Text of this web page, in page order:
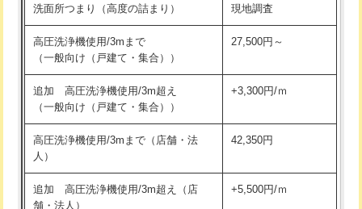
バスタブ設置 現場見積
追加人工 16,500円
廃棄・処分
※給水管工事は20mmまでの価格です。
給水管工事※（ホール加工) 16,500円
給水管工事※（バンド止め)
給水管工事※（支持金具設置) 5,500円
給水管工事※（保温材使用（バンド止
め込み）)
5,500円
給水管工事※（土の掘削・埋め戻し作
業)
11,000円
洗面所つまり（高度の詰まり） 現地調査
高圧洗浄機使用/3mまで
（一般向け（戸建て・集合））
27,500円～
追加 高圧洗浄機使用/3m超え
（一般向け（戸建て・集合））
+3,300円/ｍ
高圧洗浄機使用/3mまで（店舗・法
人）
42,350円
追加 高圧洗浄機使用/3m超え（店
舗・法人）
+5,500円/ｍ